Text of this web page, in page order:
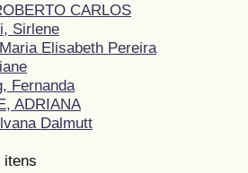
CARLOS
Sirlene
Elisabeth Pereira
Fernanda
ADRIANA
Dalmutt
itens